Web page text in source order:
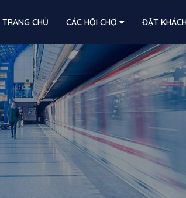
TRANG CHỦ CÁC HỘI CHỢ ĐẶT